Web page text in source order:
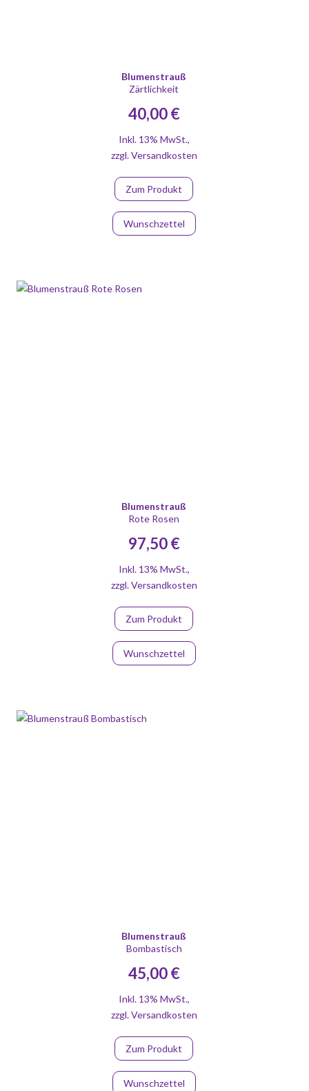
Blumenstrauß
Zärtlichkeit
40,00 €
Inkl. 13% MwSt.,
zzgl.Versandkosten
Zum Produkt
Wunschzettel
Blumenstrauß
Rote Rosen
97,50 €
Inkl. 13% MwSt.,
zzgl.Versandkosten
Zum Produkt
Wunschzettel
Blumenstrauß
Bombastisch
45,00 €
Inkl. 13% MwSt.,
zzgl.Versandkosten
Zum Produkt
Wunschzettel